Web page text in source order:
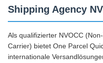
Shipping Agency
Als qualifizierter NVOCC
Carrier) bietet One Parcel
internationale